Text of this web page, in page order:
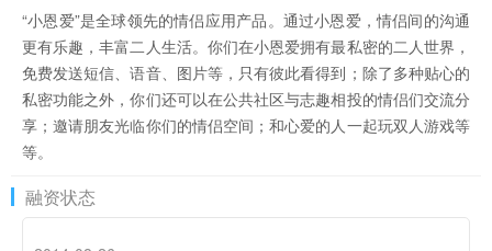
“小恩爱”是全球领先的情侣应用产品。通过小恩爱，情侣间的沟通
更有乐趣，丰富二人生活。你们在小恩爱拥有最私密的二人世界，
免费发送短信、语音、图片等，只有彼此看得到；除了多种贴心的
私密功能之外，你们还可以在公共社区与志趣相投的情侣们交流分
享；邀请朋友光临你们的情侣空间；和心爱的人一起玩双人游戏等
等。
融资状态